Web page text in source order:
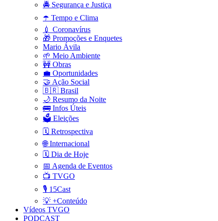
🚔 Segurança e Justiça
☂️ Tempo e Clima
💉 Coronavírus
🎁 Promoções e Enquetes
Mario Ávila
🌱 Meio Ambiente
🚧 Obras
💼 Oportunidades
🤝 Ação Social
🇧🇷 Brasil
🌙 Resumo da Noite
🚌 Infos Úteis
🗳️ Eleições
🗓️ Retrospectiva
🌐 Internacional
🗓️ Dia de Hoje
📅 Agenda de Eventos
📺 TVGO
🎙️ 15Cast
💡 +Conteúdo
Vídeos TVGO
PODCAST